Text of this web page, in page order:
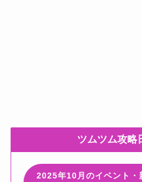
ツムツム攻略
2025年10月のイベント・